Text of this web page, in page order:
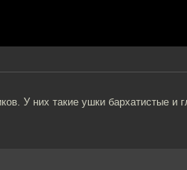
У них такие ушки бархатистые и